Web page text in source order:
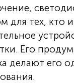
для тех, кто
Его
делают его